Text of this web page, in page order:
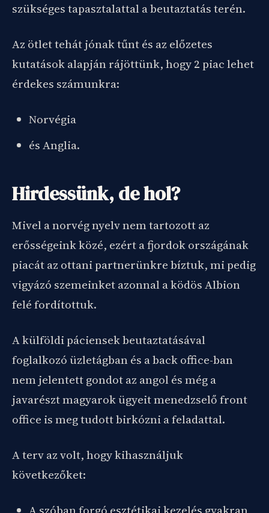
szükséges tapasztalattal a beutaztatás terén.
Az ötlet tehát jónak tűnt és az előzetes
kutatások alapján rájöttünk, hogy 2 piac lehet
érdekes számunkra:
Norvégia
és Anglia.
Hirdessünk, de hol?
Mivel a norvég nyelv nem tartozott az
erősségeink közé, ezért a fjordok országának
piacát az ottani partnerünkre bíztuk, mi pedig
vigyázó szemeinket azonnal a ködös Albion
felé fordítottuk.
A külföldi páciensek beutaztatásával
foglalkozó üzletágban és a back office-ban
nem jelentett gondot az angol és még a
javarészt magyarok ügyeit menedzselő front
office is meg tudott birkózni a feladattal.
A terv az volt, hogy kihasználjuk
következőket: